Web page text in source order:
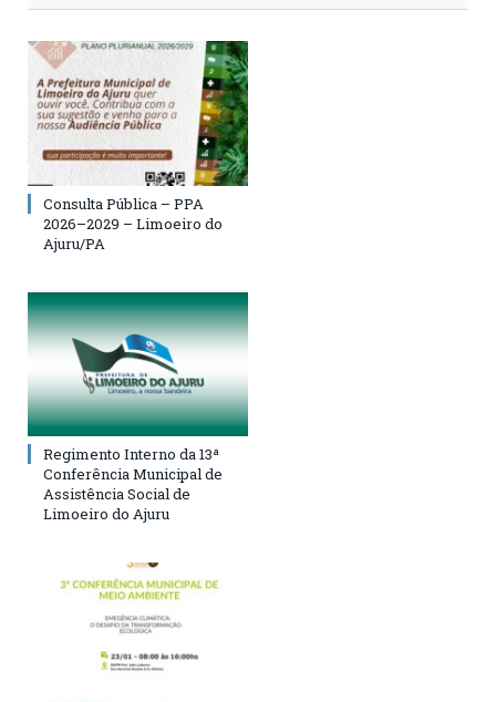
Consulta Pública – PPA
2026–2029 – Limoeiro do
Ajuru/PA
Regimento Interno da 13ª
Conferência Municipal de
Assistência Social de
Limoeiro do Ajuru